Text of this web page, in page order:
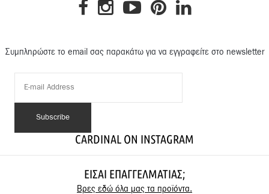
Συμπληρώστε το email σας παρακάτω για να εγγραφείτε στο newsletter
CARDINAL ON INSTAGRAM
ΕΊΣΑΙ ΕΠΑΓΓΕΛΜΑΤΊΑΣ;
Βρες εδώ όλα μας τα προϊόντα.